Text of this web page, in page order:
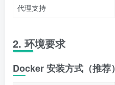
代理支持
2. 环境要求
Docker 安装方式（推荐）